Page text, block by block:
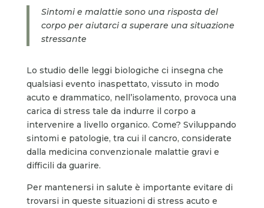
Sintomi e malattie sono una risposta del
corpo per aiutarci a superare una situazione
stressante
Lo studio delle leggi biologiche ci insegna che
qualsiasi evento inaspettato, vissuto in modo
acuto e drammatico, nell’isolamento, provoca una
carica di stress tale da indurre il corpo a
intervenire a livello organico. Come? Sviluppando
sintomi e patologie, tra cui il cancro, considerate
dalla medicina convenzionale malattie gravi e
difficili da guarire.
Per mantenersi in salute è importante evitare di
trovarsi in queste situazioni di stress acuto e